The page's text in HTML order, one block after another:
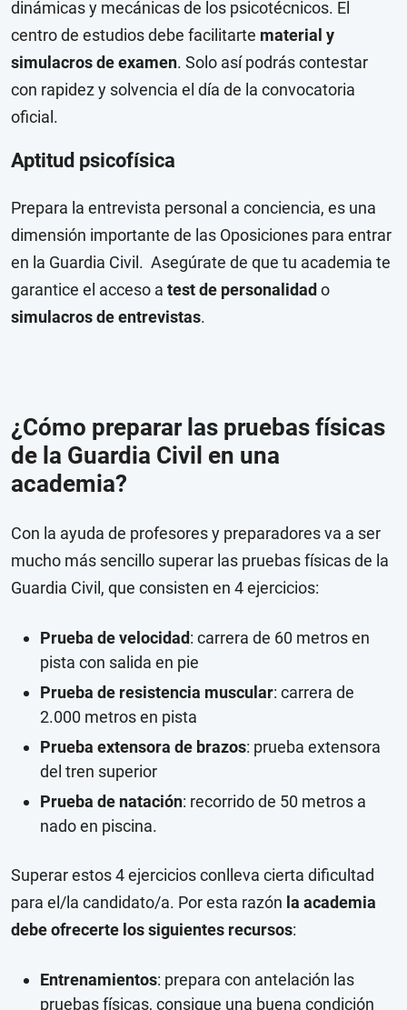
dinámicas y mecánicas de los psicotécnicos. El
centro de estudios debe facilitarte material y
simulacros de examen. Solo así podrás contestar
con rapidez y solvencia el día de la convocatoria
oficial.
Aptitud psicofísica
Prepara la entrevista personal a conciencia, es una
dimensión importante de las Oposiciones para entrar
en la Guardia Civil. Asegúrate de que tu academia te
garantice el acceso a test de personalidad o
simulacros de entrevistas.
¿Cómo preparar las pruebas físicas
de la Guardia Civil en una
academia?
Con la ayuda de profesores y preparadores va a ser
mucho más sencillo superar las pruebas físicas de la
Guardia Civil, que consisten en 4 ejercicios:
Prueba de velocidad: carrera de 60 metros en
pista con salida en pie
Prueba de resistencia muscular: carrera de
2.000 metros en pista
Prueba extensora de brazos: prueba extensora
del tren superior
Prueba de natación: recorrido de 50 metros a
nado en piscina.
Superar estos 4 ejercicios conlleva cierta dificultad
para el/la candidato/a. Por esta razón la academia
debe ofrecerte los siguientes recursos:
Entrenamientos: prepara con antelación las
pruebas físicas, consigue una buena condición